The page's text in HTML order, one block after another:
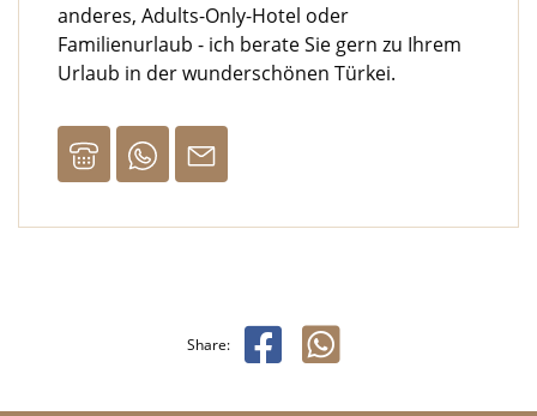
anderes, Adults-Only-Hotel oder
Familienurlaub - ich berate Sie gern zu Ihrem
Urlaub in der wunderschönen Türkei.
Share: